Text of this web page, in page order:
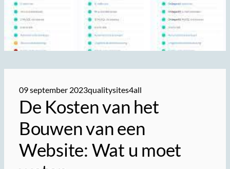
09 september 2023qualitysites4all
De Kosten van het
Bouwen van een
Website: Wat u moet